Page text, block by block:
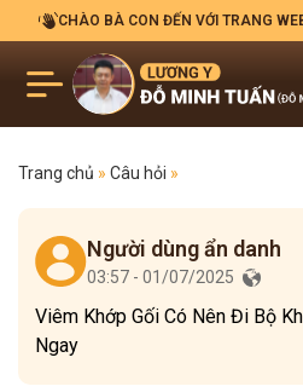
CHÀO BÀ CON ĐẾN VỚI TRANG
Trang chủ » Câu hỏi »
Người dùng ẩn danh
03:57 - 01/07/2025
Viêm Khớp Gối Có Nên Đi Bộ
Ngay